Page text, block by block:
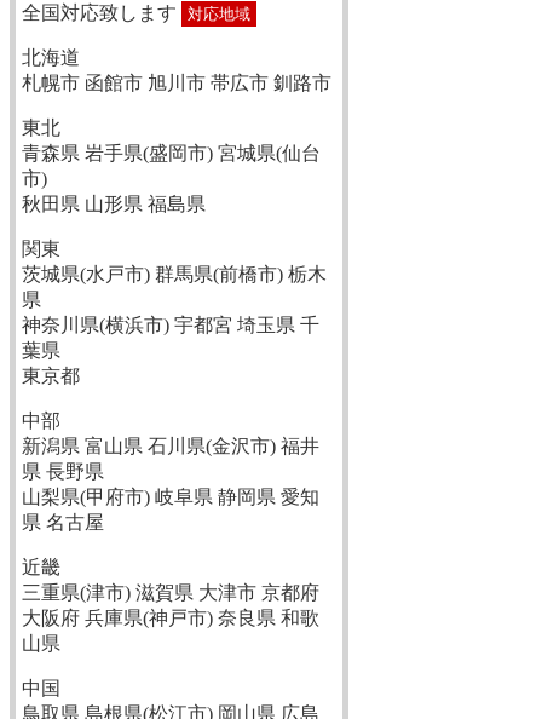
全国対応致します 対応地域
北海道
札幌市 函館市 旭川市 帯広市 釧路市
東北
青森県 岩手県(盛岡市) 宮城県(仙台
市)
秋田県 山形県 福島県
関東
茨城県(水戸市) 群馬県(前橋市) 栃木
県
神奈川県(横浜市) 宇都宮 埼玉県 千
葉県
東京都
中部
新潟県 富山県 石川県(金沢市) 福井
県 長野県
山梨県(甲府市) 岐阜県 静岡県 愛知
県 名古屋
近畿
三重県(津市) 滋賀県 大津市 京都府
大阪府 兵庫県(神戸市) 奈良県 和歌
山県
中国
鳥取県 島根県(松江市) 岡山県 広島